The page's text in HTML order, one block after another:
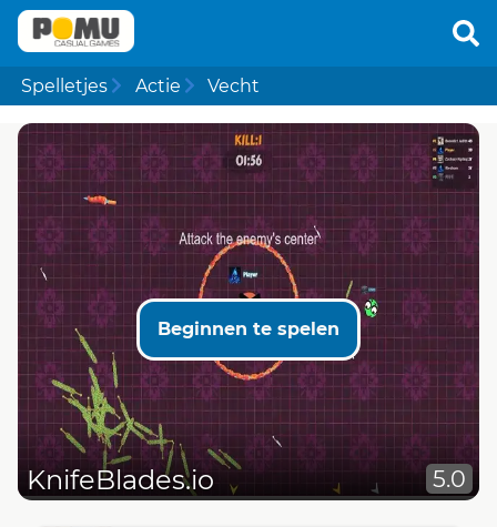
Spelletjes Actie Vecht
Beginnen te spelen
KnifeBlades.io 5.0